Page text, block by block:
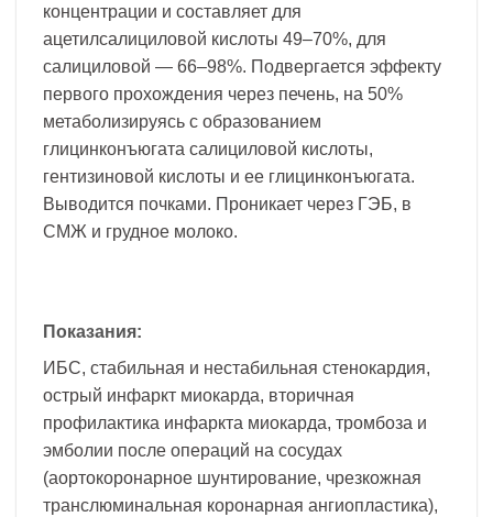
концентрации и составляет для
ацетилсалициловой кислоты 49–70%, для
салициловой — 66–98%. Подвергается эффекту
первого прохождения через печень, на 50%
метаболизируясь с образованием
глицинконъюгата салициловой кислоты,
гентизиновой кислоты и ее глицинконъюгата.
Выводится почками. Проникает через ГЭБ, в
СМЖ и грудное молоко.
Показания:
ИБС, стабильная и нестабильная стенокардия,
острый инфаркт миокарда, вторичная
профилактика инфаркта миокарда, тромбоза и
эмболии после операций на сосудах
(аортокоронарное шунтирование, чрезкожная
транслюминальная коронарная ангиопластика),